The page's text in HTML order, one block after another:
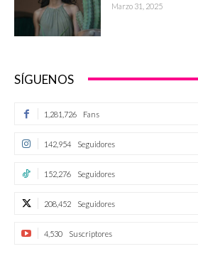
Marzo 31, 2025
SÍGUENOS
1,281,726 Fans
142,954 Seguidores
152,276 Seguidores
208,452 Seguidores
4,530 Suscriptores